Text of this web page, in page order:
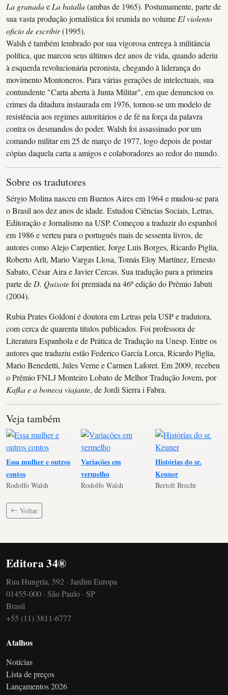
La granadae La batalla(ambas de 1965). Postumamente, parte de
sua vasta produção jornalística foi reunida no volume El violento
oficio de escribir(1995).
Walsh é também lembrado por sua vigorosa entrega à militância
política, que marcou seus últimos dez anos de vida, quando aderiu
à esquerda revolucionária peronista, chegando à liderança do
movimento Montoneros. Para várias gerações de intelectuais, sua
contundente "Carta aberta à Junta Militar", em que denunciou os
crimes da ditadura instaurada em 1976, tornou-se um modelo de
resistência aos regimes autoritários e de fé na força da palavra
contra os desmandos do poder. Walsh foi assassinado por um
comando militar em 25 de março de 1977, logo depois de postar
cópias daquela carta a amigos e colaboradores ao redor do mundo.
Sobre os tradutores
Sérgio Molina nasceu em Buenos Aires em 1964 e mudou-se para
o Brasil aos dez anos de idade. Estudou Ciências Sociais, Letras,
Editoração e Jornalismo na USP. Começou a traduzir do espanhol
em 1986 e verteu para o português mais de sessenta livros, de
autores como Alejo Carpentier, Jorge Luis Borges, Ricardo Piglia,
Roberto Arlt, Mario Vargas Llosa, Tomás Eloy Martínez, Ernesto
Sabato, César Aira e Javier Cercas. Sua tradução para a primeira
parte de D. Quixotefoi premiada na 46º edição do Prêmio Jabuti
(2004).
Rubia Prates Goldoni é doutora em Letras pela USP e tradutora,
com cerca de quarenta títulos publicados. Foi professora de
Literatura Espanhola e de Prática de Tradução na Unesp. Entre os
autores que traduziu estão Federico García Lorca, Ricardo Piglia,
Mario Benedetti, Jules Verne e Carmen Laforet. Em 2009, recebeu
o Prêmio FNLJ Monteiro Lobato de Melhor Tradução Jovem, por
Kafka e a boneca viajante, de Jordi Sierra i Fabra.
Veja também
Essa mulher e outros
contos
Rodolfo Walsh
Variações em
vermelho
Rodolfo Walsh
Histórias do sr.
Keuner
Bertolt Brecht
Voltar
Editora 34®
Rua Hungria, 592 · Jardim Europa
01455-000 · São Paulo · SP
Brasil
+55 (11) 3811-6777
Atalhos
Notícias
Lista de preços
Lançamentos 2026